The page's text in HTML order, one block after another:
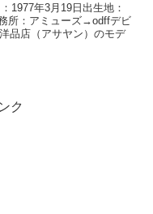
1977年3月19日出生地：
所：アミューズ→odffデビ
品店（アサヤン）のモデ
ク